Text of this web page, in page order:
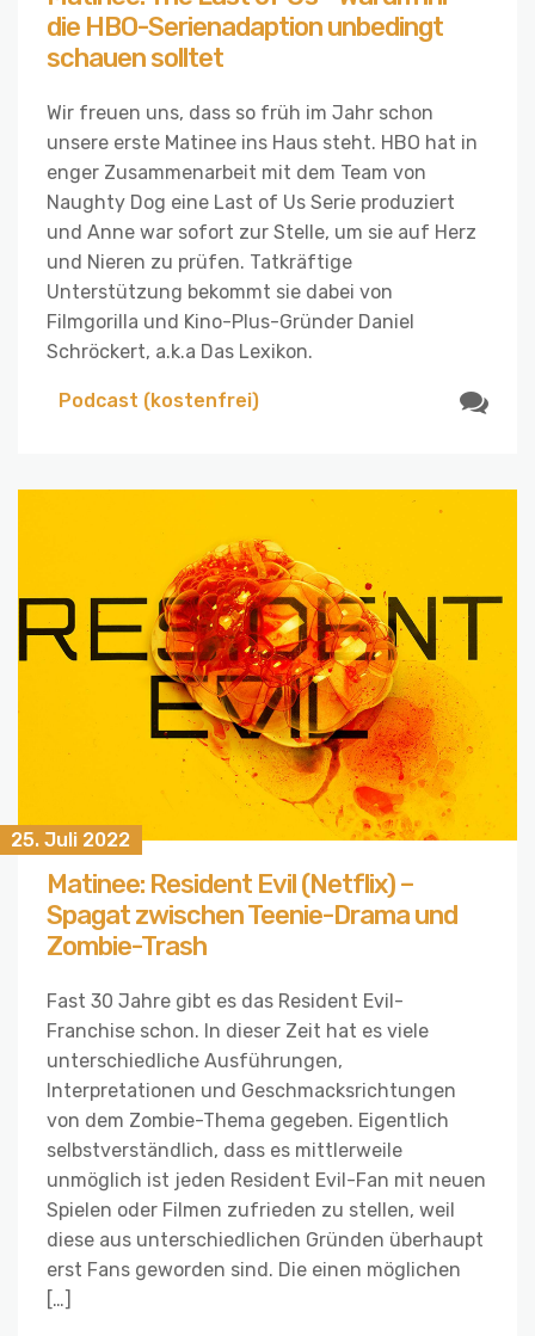
die HBO-Serienadaption unbedingt
schauen solltet
Wir freuen uns, dass so früh im Jahr schon
unsere erste Matinee ins Haus steht. HBO hat in
enger Zusammenarbeit mit dem Team von
Naughty Dog eine Last of Us Serie produziert
und Anne war sofort zur Stelle, um sie auf Herz
und Nieren zu prüfen. Tatkräftige
Unterstützung bekommt sie dabei von
Filmgorilla und Kino-Plus-Gründer Daniel
Schröckert, a.k.a Das Lexikon.
Podcast (kostenfrei)
25. Juli 2022
Matinee: Resident Evil (Netflix) –
Spagat zwischen Teenie-Drama und
Zombie-Trash
Fast 30 Jahre gibt es das Resident Evil-
Franchise schon. In dieser Zeit hat es viele
unterschiedliche Ausführungen,
Interpretationen und Geschmacksrichtungen
von dem Zombie-Thema gegeben. Eigentlich
selbstverständlich, dass es mittlerweile
unmöglich ist jeden Resident Evil-Fan mit neuen
Spielen oder Filmen zufrieden zu stellen, weil
diese aus unterschiedlichen Gründen überhaupt
erst Fans geworden sind. Die einen möglichen
[…]